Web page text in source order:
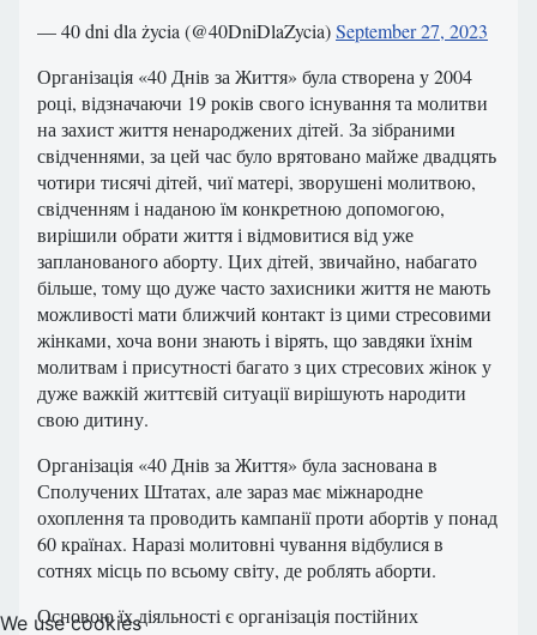
— 40 dni dla życia (@40DniDlaZycia)September 27, 2023
Організація «40 Днів за Життя» була створена у 2004
році, відзначаючи 19 років свого існування та молитви
на захист життя ненароджених дітей. За зібраними
свідченнями, за цей час було врятовано майже двадцять
чотири тисячі дітей, чиї матері, зворушені молитвою,
свідченням і наданою їм конкретною допомогою,
вирішили обрати життя і відмовитися від уже
запланованого аборту. Цих дітей, звичайно, набагато
більше, тому що дуже часто захисники життя не мають
можливості мати ближчий контакт із цими стресовими
жінками, хоча вони знають і вірять, що завдяки їхнім
молитвам і присутності багато з цих стресових жінок у
дуже важкій життєвій ситуації вирішують народити
свою дитину.
Організація «40 Днів за Життя» була заснована в
Сполучених Штатах, але зараз має міжнародне
охоплення та проводить кампанії проти абортів у понад
60 країнах. Наразі молитовні чування відбулися в
сотнях місць по всьому світу, де роблять аборти.
Основою їх діяльності є організація постійних
We use cookies